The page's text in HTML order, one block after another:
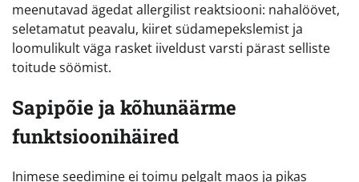
meenutavad ägedat allergilist reaktsiooni: nahalöövet,
seletamatut peavalu, kiiret südamepekslemist ja
loomulikult väga rasket iiveldust varsti pärast selliste
toitude söömist.
Sapipõie ja kõhunäärme
funktsioonihäired
Inimese seedimine ei toimu pelgalt maos ja pikas